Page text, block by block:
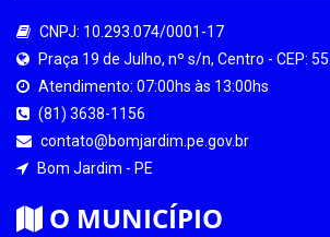
CNPJ: 10.293.074/0001-17
Praça 19 de Julho, nº s/n, Centro - CEP:
Atendimento: 07:00hs às 13:00hs
(81) 3638-1156
contato@bomjardim.pe.gov.br
Bom Jardim - PE
O MUNICÍPIO